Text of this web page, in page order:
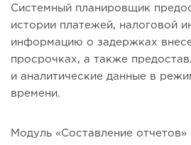
Системный планировщик
истории платежей, налоговой
информацию о задержках
просрочках, а также
и аналитические данные в
времени.
Модуль «Составление отчетов»